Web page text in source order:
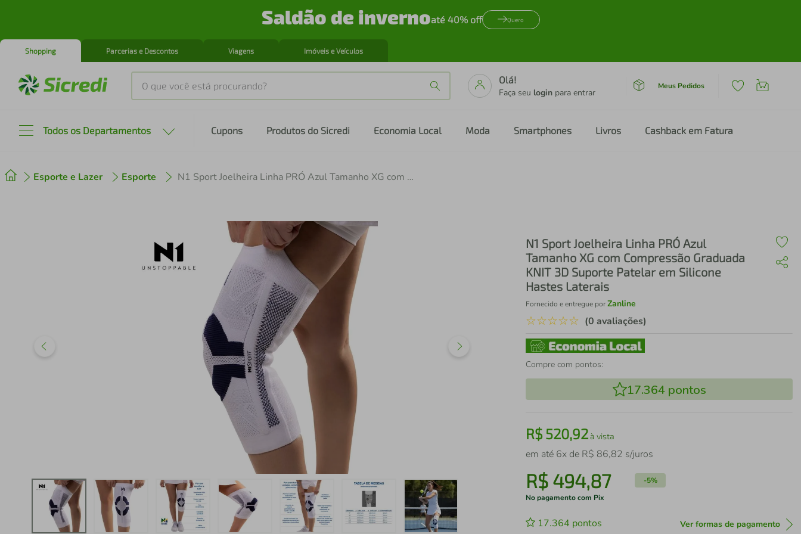
Saldão de invernoaté 40% off Quero
Shopping Parcerias e Descontos Viagens Imóveis e Veículos
O que você está procurando?
Olá!
Faça seu login para entrar
Meus Pedidos
Todos os Departamentos Cupons Produtos do Sicredi Economia Local Moda Smartphones Livros Cashback em Fatura
Esporte e Lazer Esporte N1 Sport Joelheira Linha PRÓ Azul Tamanho XG com Compressão Graduada KNIT 3D Suporte Patelar em Silicone Hastes Laterais
N1 Sport Joelheira Linha PRÓ Azul
Tamanho XG com Compressão Graduada
KNIT 3D Suporte Patelar em Silicone
Hastes Laterais
Fornecido e entregue porZanline
☆☆☆☆☆ (0 avaliações)
Compre com pontos:
17.364pontos
R$520,92à vista
em até 6x de R$ 86,82 s/juros
R$ 494,87 -5%
No pagamento com Pix
17.364 pontos Ver formas de pagamento
2 º cafeteira
air fryer